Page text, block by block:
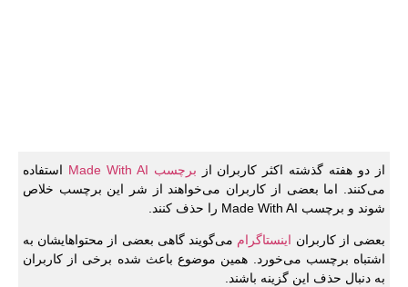
از دو هفته گذشته اکثر کاربران از برچسب Made With AI
استفاده
می‌کنند. اما بعضی از کاربران می‌خواهند از شر این برچسب خلاص
شوند و برچسب Made With AI را حذف کنند.
بعضی از کاربران اینستاگرام می‌گویند گاهی بعضی از محتواهایشان به
اشتباه برچسب می‌خورد. همین موضوع باعث شده برخی از کاربران
به دنبال حذف این گزینه باشند.